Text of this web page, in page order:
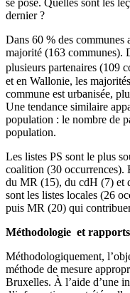
se pose. Quelles sont les
dernier ?
Dans 60 % des communes
majorité (163 communes).
plusieurs partenaires
et en Wallonie, les
commune est urbanisée,
Une tendance similaire
population : le nombre de
population.
Les listes PS sont le plus
coalition (30 occurrences).
du MR (15), du cdH (7) et
sont les listes locales (26
puis MR (20) qui
Méthodologie et
Méthodologiquement,
méthode de mesure
Bruxelles. À l’aide d’une